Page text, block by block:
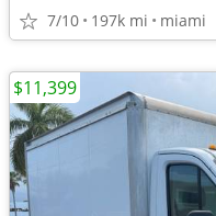
7/10 197k mi miami
$11,399